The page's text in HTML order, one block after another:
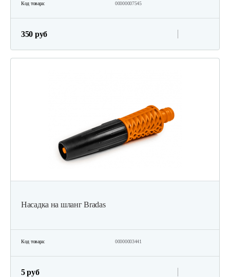
Код товара: 00000007545
350 руб
Насадка на шланг Bradas
Код товара: 00000003441
5 руб